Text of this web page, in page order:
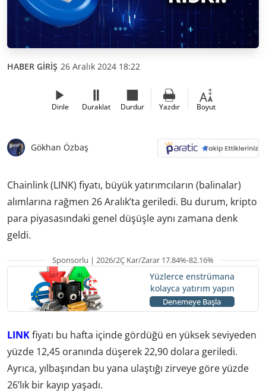
HABER GİRİŞ 26 Aralık 2024 18:22
Dinle Duraklat Durdur Yazdır Boyut
Gökhan Özbaş
Chainlink (LINK) fiyatı, büyük yatırımcıların (balinalar)
alımlarına rağmen 26 Aralık’ta geriledi. Bu durum, kripto
para piyasasındaki genel düşüşle aynı zamana denk
geldi.
Sponsorlu | 2026/2Ç Kar/Zarar 17.84%-82.16%
Yüzlerce enstrümana
kolayca yatırım yapın
Denemeye Başla
LINKfiyatı bu hafta içinde gördüğü en yüksek seviyeden
yüzde 12,45 oranında düşerek 22,90 dolara geriledi.
Ayrıca, yılbaşından bu yana ulaştığı zirveye göre yüzde
26’lık bir kayıp yaşadı.